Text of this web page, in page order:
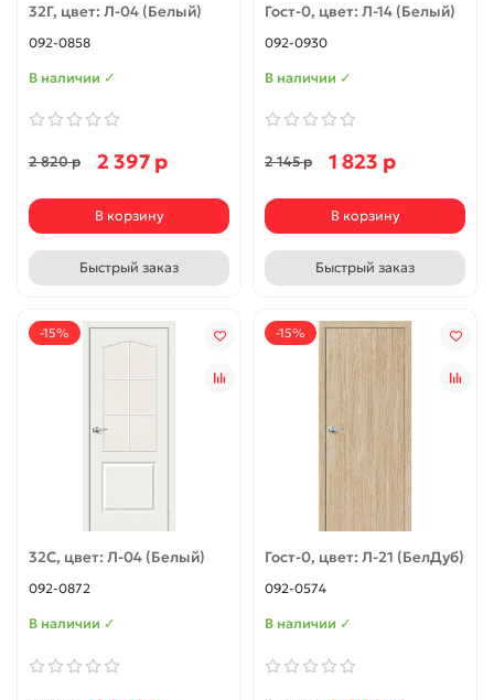
32Г, цвет: Л-04 (Белый)
092-0858
В наличии ✓
2 820 р 2 397 р
В корзину
Быстрый заказ
Гост-0, цвет: Л-14 (Белый)
092-0930
В наличии ✓
2 145 р 1 823 р
В корзину
Быстрый заказ
-15%
32С, цвет: Л-04 (Белый)
092-0872
В наличии ✓
-15%
Гост-0, цвет: Л-21 (БелДуб)
092-0574
В наличии ✓